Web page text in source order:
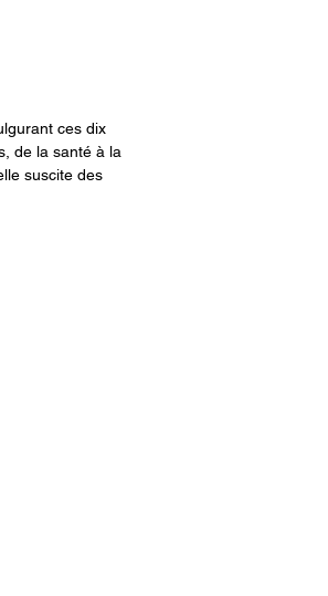
ces dix
de la santé à la
suscite des